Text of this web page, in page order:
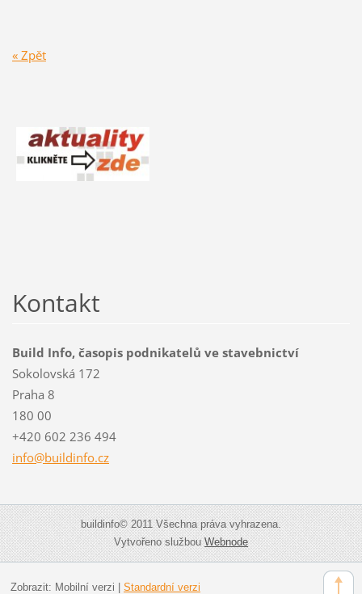
« Zpět
Kontakt
Build Info, časopis podnikatelů ve stavebnictví
Sokolovská 172
Praha 8
180 00
+420 602 236 494
info@buildinfo.cz
buildinfo© 2011 Všechna práva vyhrazena.
Vytvořeno službouWebnode
Zobrazit: Mobilní verzi | Standardní verzi